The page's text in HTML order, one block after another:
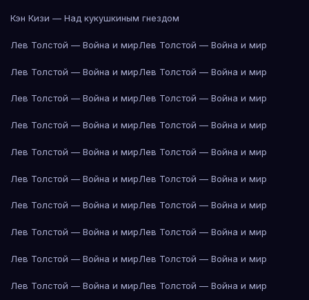
Кэн Кизи — Над кукушкиным гнездом
Лев Толстой — Война и мирЛев Толстой — Война и мир
Лев Толстой — Война и мирЛев Толстой — Война и мир
Лев Толстой — Война и мирЛев Толстой — Война и мир
Лев Толстой — Война и мирЛев Толстой — Война и мир
Лев Толстой — Война и мирЛев Толстой — Война и мир
Лев Толстой — Война и мирЛев Толстой — Война и мир
Лев Толстой — Война и мирЛев Толстой — Война и мир
Лев Толстой — Война и мирЛев Толстой — Война и мир
Лев Толстой — Война и мирЛев Толстой — Война и мир
Лев Толстой — Война и мирЛев Толстой — Война и мир